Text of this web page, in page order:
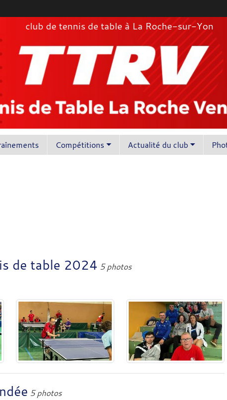
club de tennis de table à La Roche-sur-Yon
Compétitions Actualité du club
de table 2024 5 photos
5 photos